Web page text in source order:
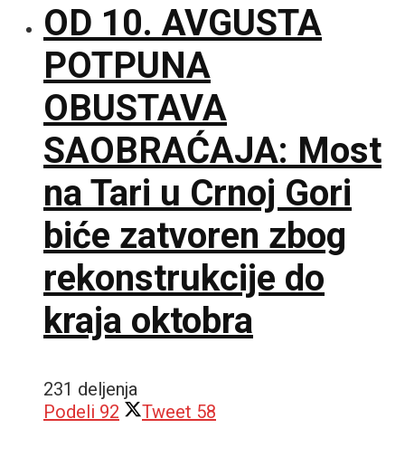
OD 10. AVGUSTA
POTPUNA
OBUSTAVA
SAOBRAĆAJA: Most
na Tari u Crnoj Gori
biće zatvoren zbog
rekonstrukcije do
kraja oktobra
231 deljenja
Podeli 92 Tweet 58